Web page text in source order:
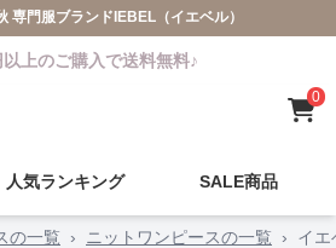
専門服ブランドIEBEL（イエベル）
上のご購入で送料無料♪
0
人気ランキング SALE商品
の一覧 › ニットワンピースの一覧 › イ